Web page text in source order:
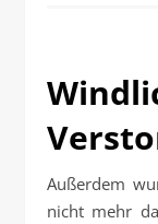
Außerdem
nicht mehr